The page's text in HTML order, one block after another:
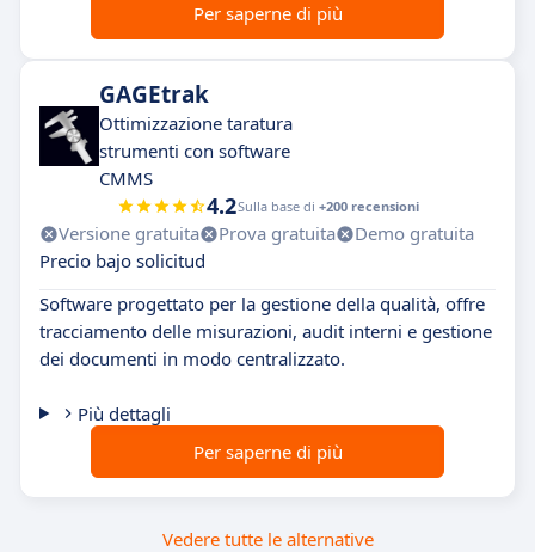
Per saperne di più
GAGEtrak
Ottimizzazione taratura
strumenti con software
CMMS
4.2Sulla base di +200 recensioni
Versione gratuita Prova gratuita
Demo gratuita
Precio bajo solicitud
Software progettato per la gestione della qualità, offre
tracciamento delle misurazioni, audit interni e gestione
dei documenti in modo centralizzato.
Più dettagli
Per saperne di più
Vedere tutte le alternative